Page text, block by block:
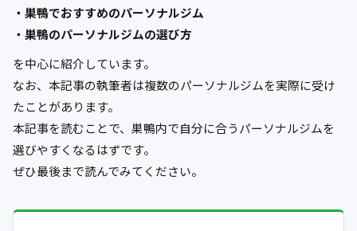
・巣鴨でおすすめのパーソナルジム
・巣鴨のパーソナルジムの選び方
を中心に紹介しています。
なお、本記事の執筆者は複数のパーソナルジムを実際に受け
たことがあります。
本記事を読むことで、巣鴨内で自分に合うパーソナルジムを
選びやすくなるはずです。
ぜひ最後まで読んでみてください。